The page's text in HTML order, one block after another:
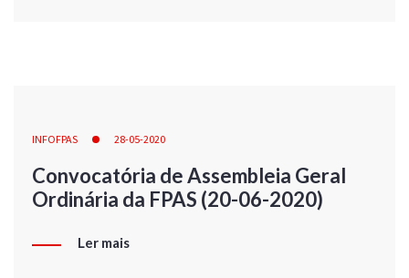
INFOFPAS 28-05-2020
Convocatória de Assembleia Geral
Ordinária da FPAS (20-06-2020)
Ler mais